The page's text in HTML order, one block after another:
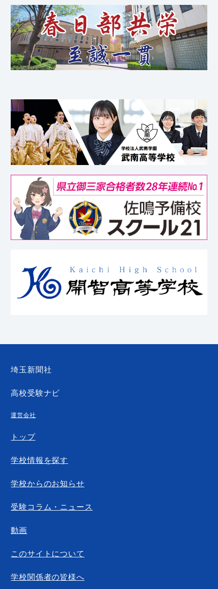
埼玉新聞社
高校受験ナビ
運営会社
トップ
学校情報を探す
学校からのお知らせ
受験コラム・ニュース
動画
このサイトについて
学校関係者の皆様へ